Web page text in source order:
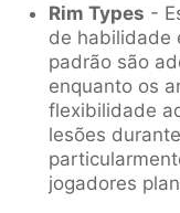
Rim Types -
de habilidade
padrão são
enquanto os
flexibilidade
lesões
jogadores